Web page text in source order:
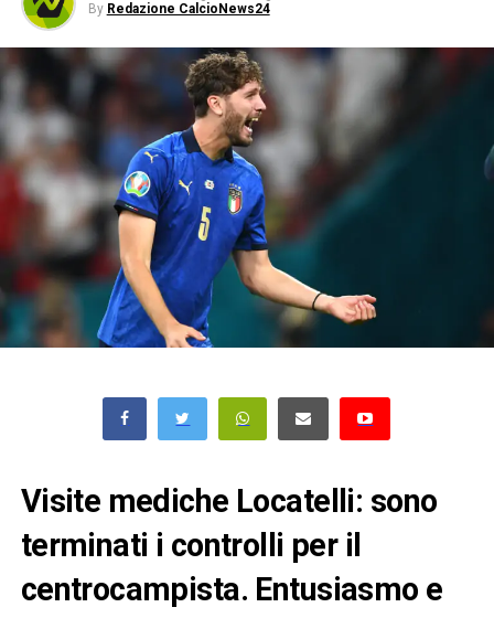
By Redazione CalcioNews24
Visite mediche Locatelli: sono
terminati i controlli per il
centrocampista. Entusiasmo e